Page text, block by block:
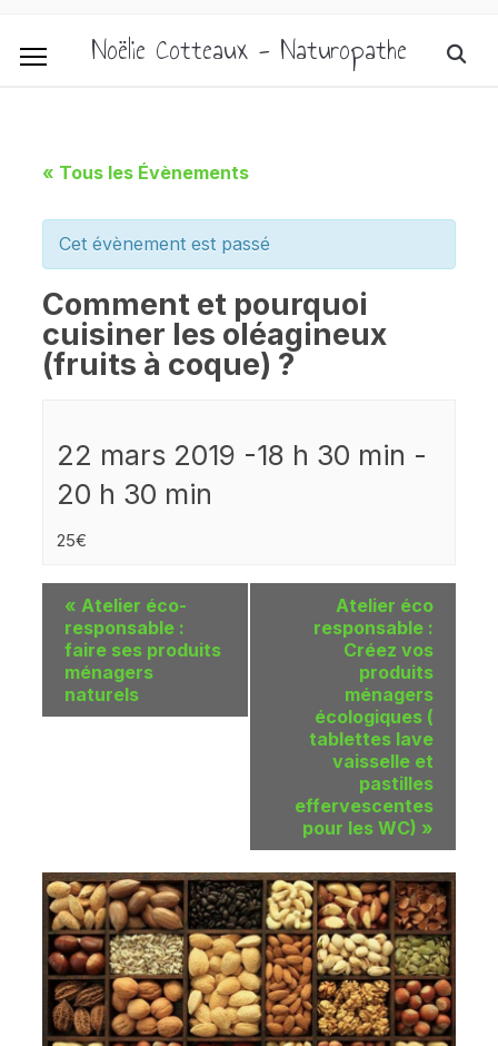
Noëlie Cotteaux - Naturopathe
« Tous les Évènements
Cet évènement est passé
Comment et pourquoi
cuisiner les oléagineux
(fruits à coque) ?
22 mars 2019 -18 h 30 min -
20 h 30 min
25€
« Atelier éco-
responsable :
faire ses produits
ménagers
naturels
Atelier éco
responsable :
Créez vos
produits
ménagers
écologiques (
tablettes lave
vaisselle et
pastilles
effervescentes
pour les WC) »